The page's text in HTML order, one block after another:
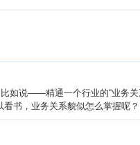
如说——精通一个行业的“业务关
书，业务关系貌似怎么掌握呢？